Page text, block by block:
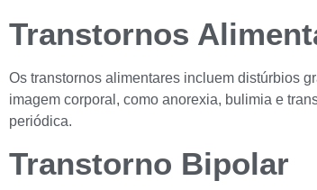
Transtornos
Os transtornos alimentares incluem distúrbios
imagem corporal, como anorexia, bulimia e
periódica.
Transtorno Bipolar